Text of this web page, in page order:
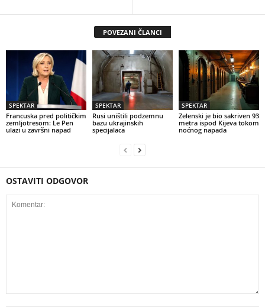
POVEZANI ČLANCI
SPEKTAR
Francuska pred političkim
zemljotresom: Le Pen
ulazi u završni napad
SPEKTAR
Rusi uništili podzemnu
bazu ukrajinskih
specijalaca
SPEKTAR
Zelenski je bio sakriven 93
metra ispod Kijeva tokom
noćnog napada
OSTAVITI ODGOVOR